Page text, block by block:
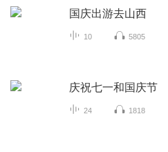
国庆出游去山西
10 5805
庆祝七一和国庆节
24 1818